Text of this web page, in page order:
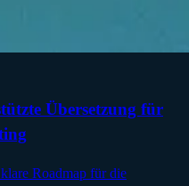
Übersetzung für
Roadmap für die